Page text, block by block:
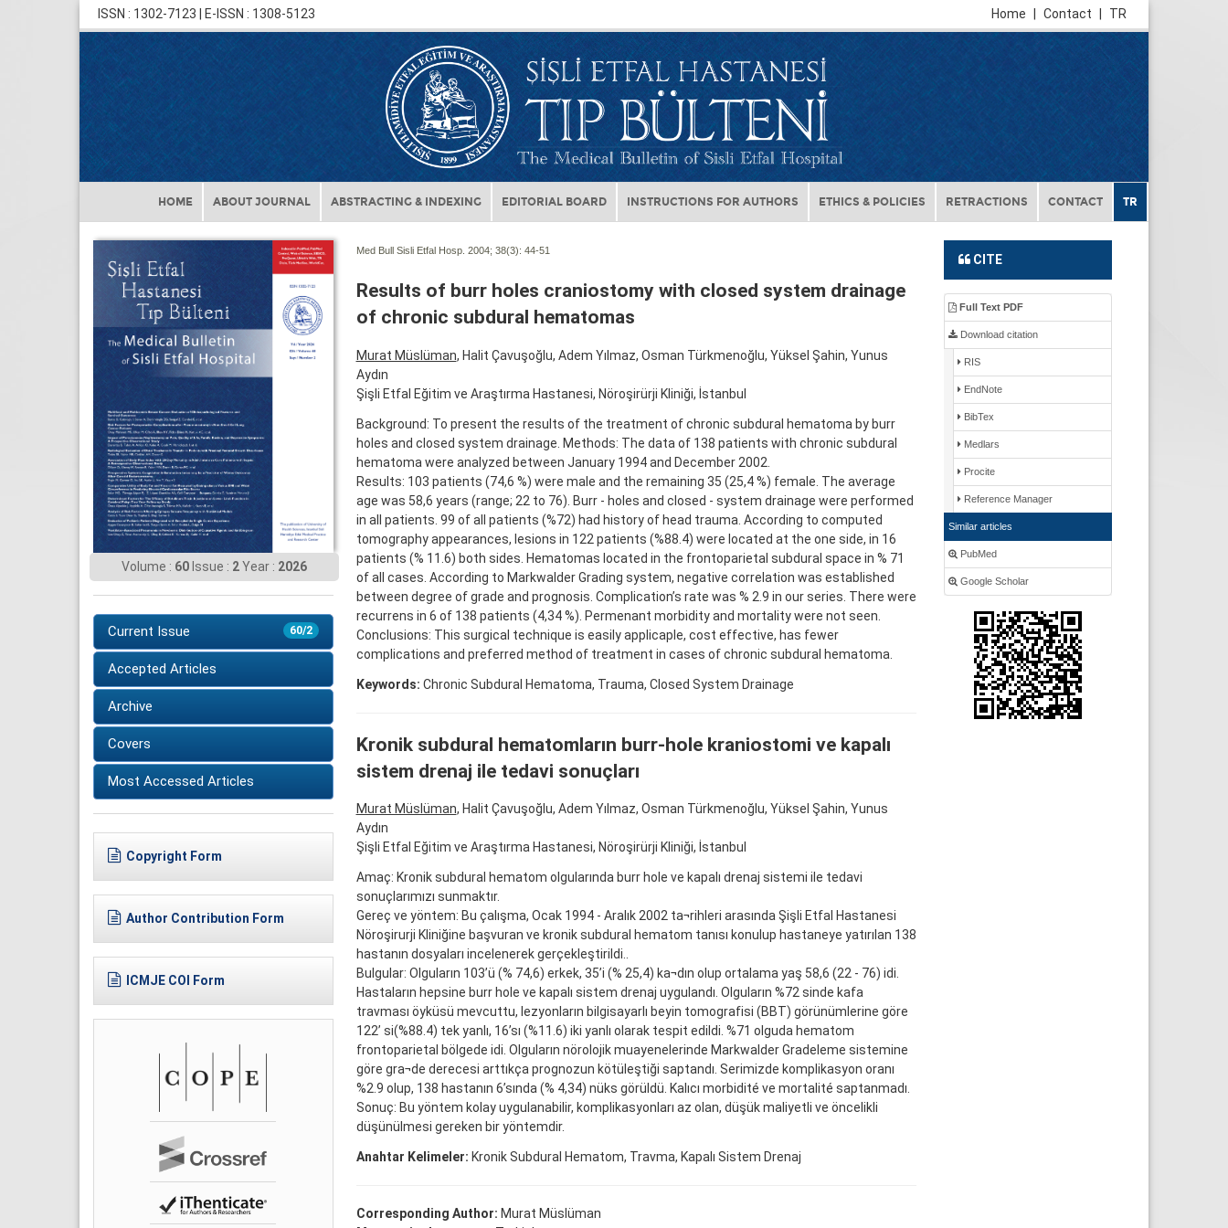
ISSN : 1302-7123 | E-ISSN : 1308-5123 TR
Contact
Home
HOME ABOUT JOURNAL ABSTRACTING & INDEXING EDITORIAL BOARD INSTRUCTIONS FOR AUTHORS ETHICS & POLICIES RETRACTIONS CONTACT TR
Volume : 60 Issue : 2Year : 2026
60/2
Current Issue
Accepted Articles
Archive
Covers
Most Accessed Articles
Copyright Form
Author Contribution Form
ICMJE COI Form
Med Bull Sisli Etfal Hosp. 2004; 38(3): 44-51
Results of burr holes craniostomy with closed system drainage
of chronic subdural hematomas
Murat Müslüman, Halit Çavuşoğlu, Adem Yılmaz, Osman Türkmenoğlu, Yüksel Şahin, Yunus
Aydın
Şişli Etfal Eğitim ve Araştırma Hastanesi, Nöroşirürji Kliniği, İstanbul
Background: To present the results of the treatment of chronic subdural hematoma by burr
holes and closed system drainage. Methods: The data of 138 patients with chronic subdural
hematoma were analyzed between January 1994 and December 2002.
Results: 103 patients (74,6 %) were male and the remaining 35 (25,4 %) female. The average
age was 58,6 years (range; 22 to 76). Burr - holes and closed - system drainage were performed
in all patients. 99 of all patients (%72) had history of head trauma. According to computed
tomography appearances, lesions in 122 patients (%88.4) were located at the one side, in 16
patients (% 11.6) both sides. Hematomas located in the frontoparietal subdural space in % 71
of all cases. According to Markwalder Grading system, negative correlation was established
between degree of grade and prognosis. Complication’s rate was % 2.9 in our series. There were
recurrens in 6 of 138 patients (4,34 %). Permenant morbidity and mortality were not seen.
Conclusions: This surgical technique is easily applicaple, cost effective, has fewer
complications and preferred method of treatment in cases of chronic subdural hematoma.
Keywords: Chronic Subdural Hematoma, Trauma, Closed System Drainage
Kronik subdural hematomların burr-hole kraniostomi ve kapalı
sistem drenaj ile tedavi sonuçları
Murat Müslüman, Halit Çavuşoğlu, Adem Yılmaz, Osman Türkmenoğlu, Yüksel Şahin, Yunus
Aydın
Şişli Etfal Eğitim ve Araştırma Hastanesi, Nöroşirürji Kliniği, İstanbul
Amaç: Kronik subdural hematom olgularında burr hole ve kapalı drenaj sistemi ile tedavi
sonuçlarımızı sunmaktır.
Gereç ve yöntem: Bu çalışma, Ocak 1994 - Aralık 2002 ta¬rihleri arasında Şişli Etfal Hastanesi
Nöroşirurji Kliniğine başvuran ve kronik subdural hematom tanısı konulup hastaneye yatırılan 138
hastanın dosyaları incelenerek gerçekleştirildi..
Bulgular: Olguların 103’ü (% 74,6) erkek, 35’i (% 25,4) ka¬dın olup ortalama yaş 58,6 (22 - 76) idi.
Hastaların hepsine burr hole ve kapalı sistem drenaj uygulandı. Olguların %72 sinde kafa
travması öyküsü mevcuttu, lezyonların bilgisayarlı beyin tomografisi (BBT) görünümlerine göre
122’ si(%88.4) tek yanlı, 16’sı (%11.6) iki yanlı olarak tespit edildi. %71 olguda hematom
frontoparietal bölgede idi. Olguların nörolojik muayenelerinde Markwalder Gradeleme sistemine
göre gra¬de derecesi arttıkça prognozun kötüleştiği saptandı. Serimizde komplikasyon oranı
%2.9 olup, 138 hastanın 6’sında (% 4,34) nüks görüldü. Kalıcı morbidité ve mortalité saptanmadı.
Sonuç: Bu yöntem kolay uygulanabilir, komplikasyonları az olan, düşük maliyetli ve öncelikli
düşünülmesi gereken bir yöntemdir.
Anahtar Kelimeler: Kronik Subdural Hematom, Travma, Kapalı Sistem Drenaj
Corresponding Author: Murat Müslüman
CITE
Full Text PDF
Download citation
RIS
EndNote
BibTex
Medlars
Procite
Reference Manager
Similar articles
PubMed
Google Scholar